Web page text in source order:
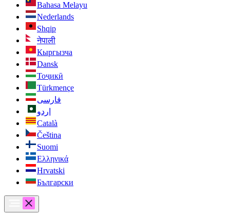
Bahasa Melayu
Nederlands
Shqip
नेपाली
Кыргызча
Dansk
Тоҷикӣ
Türkmençe
فارسی
اردو
Català
Čeština
Suomi
Ελληνικά
Hrvatski
Български